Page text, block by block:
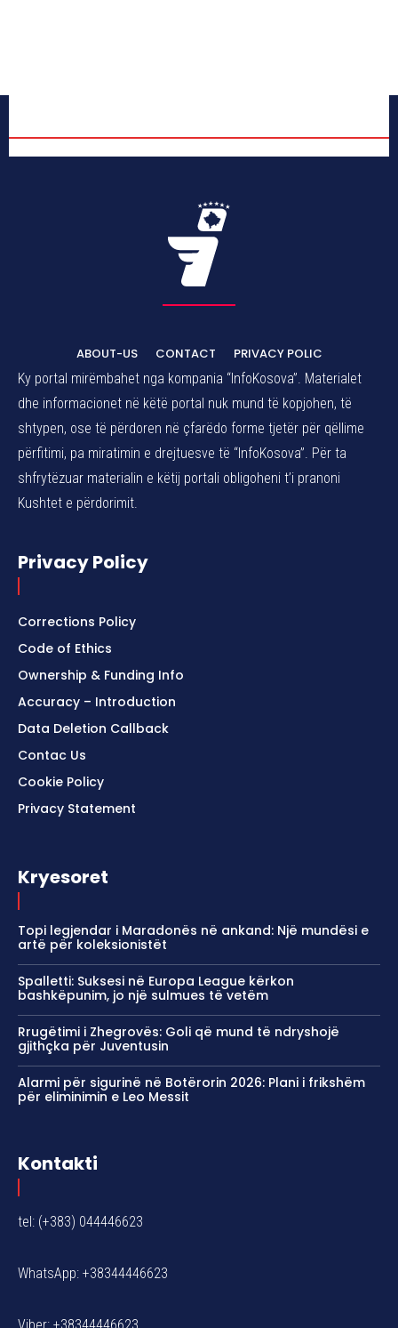
ABOUT-US CONTACT
PRIVACY POLIC
Ky portal mirëmbahet nga kompania “InfoKosova”. Materialet
dhe informacionet në këtë portal nuk mund të kopjohen, të
shtypen, ose të përdoren në çfarëdo forme tjetër për qëllime
përfitimi, pa miratimin e drejtuesve të “InfoKosova”. Për ta
shfrytëzuar materialin e këtij portali obligoheni t’i pranoni
Kushtet e përdorimit.
Privacy Policy
Corrections Policy
Code of Ethics
Ownership & Funding Info
Accuracy – Introduction
Data Deletion Callback
Contac Us
Cookie Policy
Privacy Statement
Kryesoret
Topi legjendar i Maradonës në ankand: Një mundësi e
artë për koleksionistët
Spalletti: Suksesi në Europa League kërkon
bashkëpunim, jo një sulmues të vetëm
Rrugëtimi i Zhegrovës: Goli që mund të ndryshojë
gjithçka për Juventusin
Alarmi për sigurinë në Botërorin 2026: Plani i frikshëm
për eliminimin e Leo Messit
Kontakti
tel: (+383) 044446623
WhatsApp: +38344446623